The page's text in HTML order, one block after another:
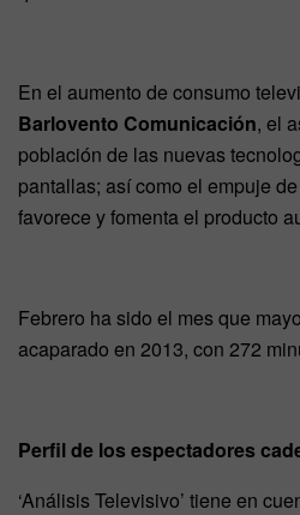
En el aumento de consumo
Barlovento Comunicación, el
población de las nuevas
pantallas; así como el empuje
favorece y fomenta el producto
Febrero ha sido el mes que
acaparado en 2013, con 272
Perfil de los espectadores
‘Análisis Televisivo’ tiene en